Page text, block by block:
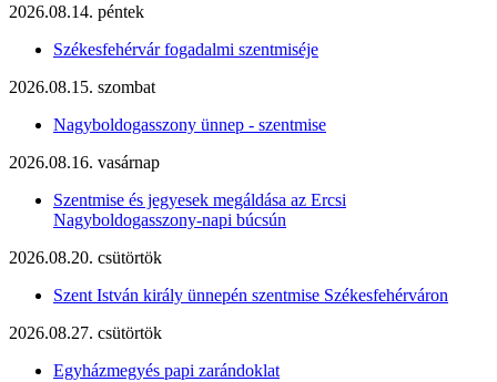
2026.08.14. péntek
Székesfehérvár fogadalmi szentmiséje
2026.08.15. szombat
Nagyboldogasszony ünnep - szentmise
2026.08.16. vasárnap
Szentmise és jegyesek megáldása az Ercsi
Nagyboldogasszony-napi búcsún
2026.08.20. csütörtök
Szent István király ünnepén szentmise Székesfehérváron
2026.08.27. csütörtök
Egyházmegyés papi zarándoklat